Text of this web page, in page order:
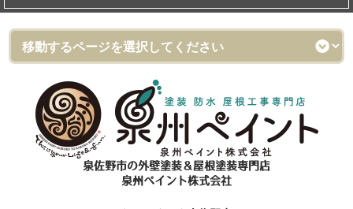
泉佐野市の外壁塗装＆屋根塗装専門店
泉州ペイント株式会社